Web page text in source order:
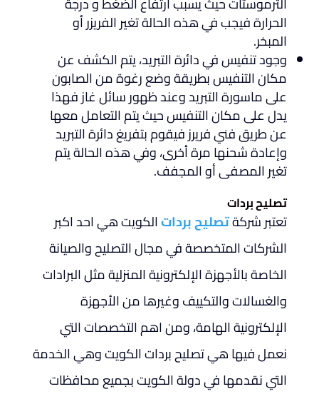
الحرارة فيجب في هذه الحالة تغير الفريزر أو
المبخر.
وجود تنفيس في دائرة التبريد، يتم الكشف عن
مكان التنفيس بطريقة وضع رغوة من الصابون
على ماسورة التبريد وعند ظهور سائل غاز فهذا
يدل على مكان التنفيس حيث يتم التعامل معها
عن طريق فني فريرز فيقوم بتفريغ دائرة التبريد
وإعادة شحنها مرة أخرى، وفي هذه الحالة يتم
تغير المصفى أو المجفف.
تصليح بردات
تعتبر شركةتصليح برداتالكويت هي احد اكبر
الشركات المتخصصة في مجال التصليح والصيانة
الخاصة بالأجهزة الإلكترونية المنزلية مثل البرادات
والغسالات والتكييف وغيرها من الأجهزة
الإلكترونية الهامة، ومن اهم التخصصات التي
نعمل فيها هي تصليح بردات الكويت وهي الخدمة
التي نقدمها في دولة الكويت بجميع محافظات